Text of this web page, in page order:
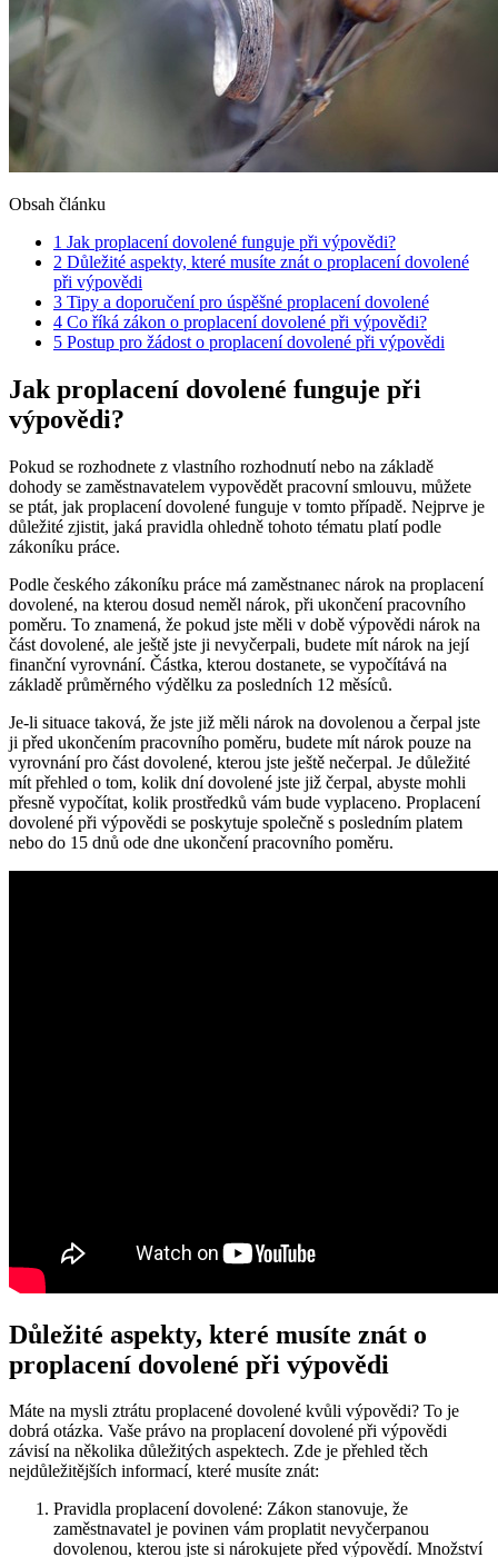
Obsah článku
1 Jak‍ proplacení dovolené funguje‌ při výpovědi?
2 Důležité aspekty, které musíte znát o proplacení dovolené
při výpovědi
3 Tipy a ⁢doporučení pro úspěšné proplacení dovolené
4 Co říká zákon⁣ o ⁢proplacení dovolené při výpovědi?
5 Postup pro⁤ žádost o proplacení dovolené při výpovědi
Jak‍ proplacení dovolené funguje‌ při
výpovědi?
Pokud se rozhodnete z vlastního rozhodnutí nebo​ na základě
dohody ​se zaměstnavatelem vypovědět pracovní ​smlouvu, můžete
se ptát, jak proplacení dovolené funguje v⁢ tomto případě. Nejprve je
důležité zjistit,⁤ jaká pravidla ohledně tohoto⁢ tématu platí podle
zákoníku práce. ⁤
Podle českého zákoníku práce ​má‌ zaměstnanec nárok na proplacení
dovolené, na kterou dosud neměl nárok,‍ při ukončení pracovního
⁢poměru. To znamená, že pokud ⁤jste měli v ​době⁢ výpovědi nárok na
část dovolené, ale ještě jste ji nevyčerpali, budete mít⁤ nárok na její
finanční vyrovnání. Částka, kterou dostanete, se vypočítává na
základě průměrného výdělku za posledních 12 měsíců.
Je-li situace taková, že jste již měli nárok na dovolenou‌ a čerpal jste‌
ji před⁢ ukončením⁣ pracovního poměru, budete mít nárok⁢ pouze na
vyrovnání pro část dovolené, kterou jste ještě ⁤nečerpal. Je důležité
mít přehled o tom, ​kolik dní‌ dovolené jste již ​čerpal, abyste mohli
přesně vypočítat, kolik prostředků vám bude vyplaceno. Proplacení
dovolené‍ při výpovědi se poskytuje společně ⁢s posledním platem
nebo do 15 dnů ode dne‌ ukončení pracovního poměru.
Důležité aspekty, které musíte znát o
proplacení dovolené při výpovědi
Máte na mysli ztrátu proplacené ⁣dovolené kvůli⁢ výpovědi? To je
dobrá otázka. Vaše právo na proplacení dovolené při⁣ výpovědi
závisí na několika důležitých aspektech. Zde je⁣ přehled těch
nejdůležitějších informací,​ které musíte znát:
Pravidla proplacení dovolené: Zákon‍ stanovuje, že
⁣zaměstnavatel je povinen vám proplatit⁣ nevyčerpanou⁣
dovolenou, kterou⁤ jste si nárokujete před výpovědí. Množství